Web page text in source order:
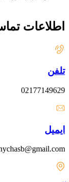
اطلاعات
تلفن
02177149629
ایمیل